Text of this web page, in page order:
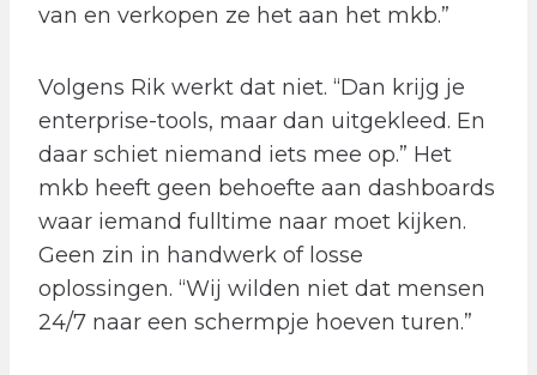
van en verkopen ze het aan het mkb.”
Volgens Rik werkt dat niet. “Dan krijg je
enterprise-tools, maar dan uitgekleed. En
daar schiet niemand iets mee op.” Het
mkb heeft geen behoefte aan dashboards
waar iemand fulltime naar moet kijken.
Geen zin in handwerk of losse
oplossingen. “Wij wilden niet dat mensen
24/7 naar een schermpje hoeven turen.”